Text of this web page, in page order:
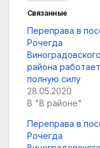
Связанные
Переправа в
Рочегда
Виноградовского
района
полную силу
28.05.2020
В "В районе"
Переправа в
Рочегда